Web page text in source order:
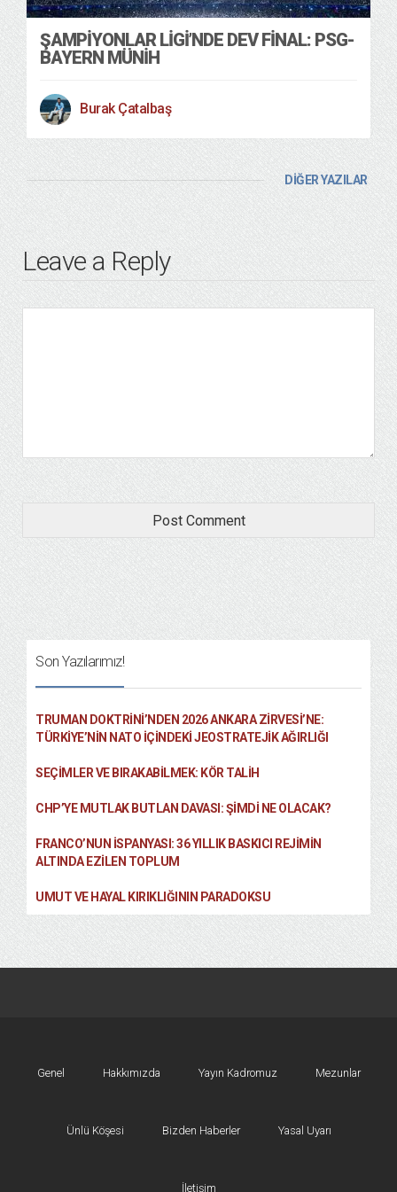
ŞAMPIYONLAR LIGI’NDE DEV FINAL: PSG-
BAYERN MÜNIH
Burak Çatalbaş
DİĞER YAZILAR
Leave a Reply
Son Yazılarımız!
TRUMAN DOKTRINI’NDEN 2026 ANKARA ZIRVESI’NE:
TÜRKIYE’NIN NATO İÇINDEKI JEOSTRATEJIK AĞIRLIĞI
SEÇIMLER VE BIRAKABILMEK: KÖR TALIH
CHP’YE MUTLAK BUTLAN DAVASI: ŞİMDİ NE OLACAK?
FRANCO’NUN İSPANYASI: 36 YILLIK BASKICI REJIMIN
ALTINDA EZILEN TOPLUM
UMUT VE HAYAL KIRIKLIĞININ PARADOKSU
Genel Hakkımızda Yayın Kadromuz Mezunlar
Ünlü Köşesi Bizden Haberler Yasal Uyarı
İletişim